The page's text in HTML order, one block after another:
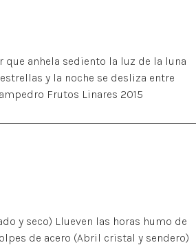
anhela sediento la luz de la luna
y la noche se desliza entre
Frutos Linares 2015
y seco) Llueven las horas humo de
de acero (Abril cristal y sendero)